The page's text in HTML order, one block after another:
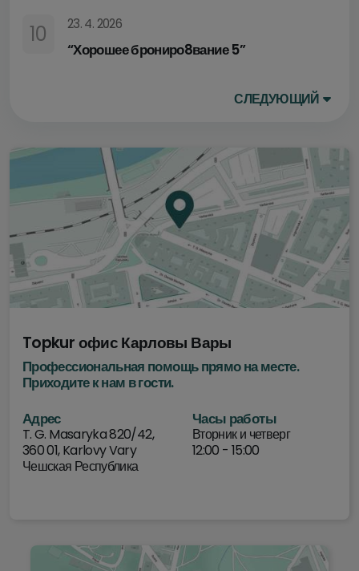
Одноместный номер
Двухместный номер(2 человека)
0
Личные заметки
Отправка
10 23. 4. 2026
“Хорошее брониро8вание 5”
СЛЕДУЮЩИЙ
Topkur офис Карловы Вары
Профессиональная помощь прямо на месте.
Приходите к нам в гости.
Адрес
T. G. Masaryka 820/42,
360 01, Karlovy Vary
Чешская Республика
Часы работы
Вторник и четверг
12:00 - 15:00